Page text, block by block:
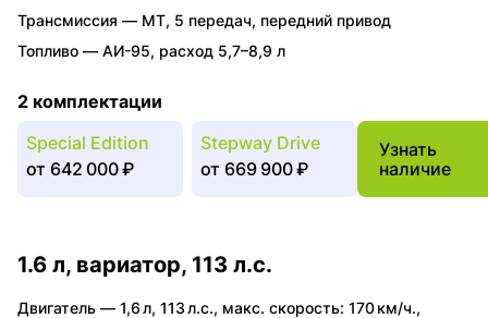
Трансмиссия — MT, 5 передач, передний привод
Топливо — АИ-95, расход 5,7–8,9 л
2 комплектации
Special Edition
от 642 000 ₽
Stepway Drive
от 669 900 ₽
Узнать
наличие
1.6 л, вариатор, 113 л.с.
Двигатель — 1,6 л, 113 л.с., макс. скорость: 170 км/ч.,